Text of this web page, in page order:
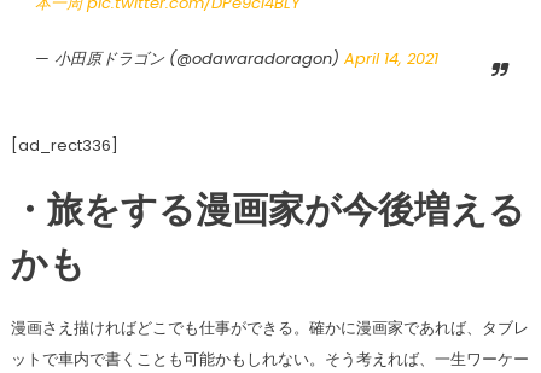
— 小田原ドラゴン (@odawaradoragon) April 14, 2021
[ad_rect336]
・旅をする漫画家が今後増える
かも
漫画さえ描ければどこでも仕事ができる。確かに漫画家であれば、タブレ
ットで車内で書くことも可能かもしれない。そう考えれば、一生ワーケー